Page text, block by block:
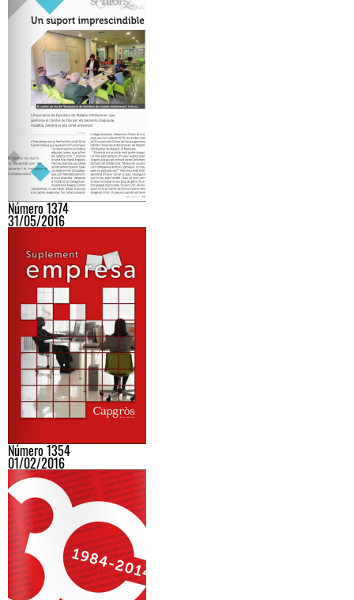
Número 1374
31/05/2016
Número 1354
01/02/2016